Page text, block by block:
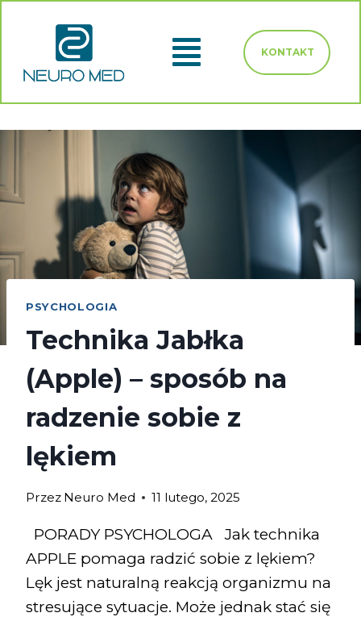
KONTAKT
PSYCHOLOGIA
Technika Jabłka
(Apple) – sposób na
radzenie sobie z
lękiem
Przez Neuro Med 11 lutego, 2025
PORADY PSYCHOLOGA Jak technika
APPLE pomaga radzić sobie z lękiem?
Lęk jest naturalną reakcją organizmu na
stresujące sytuacje. Może jednak stać się